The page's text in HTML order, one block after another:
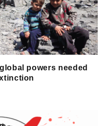
powers needed